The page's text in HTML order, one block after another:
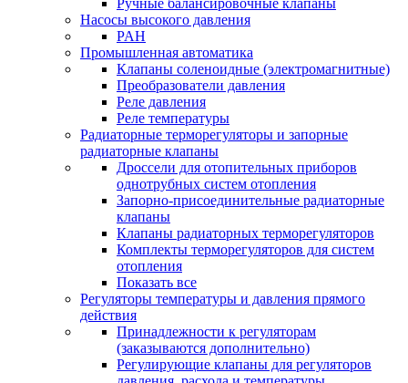
Ручные балансировочные клапаны
Насосы высокого давления
PAH
Промышленная автоматика
Клапаны соленоидные (электромагнитные)
Преобразователи давления
Реле давления
Реле температуры
Радиаторные терморегуляторы и запорные
радиаторные клапаны
Дроссели для отопительных приборов
однотрубных систем отопления
Запорно-присоединительные радиаторные
клапаны
Клапаны радиаторных терморегуляторов
Комплекты терморегуляторов для систем
отопления
Показать все
Регуляторы температуры и давления прямого
действия
Принадлежности к регуляторам
(заказываются дополнительно)
Регулирующие клапаны для регуляторов